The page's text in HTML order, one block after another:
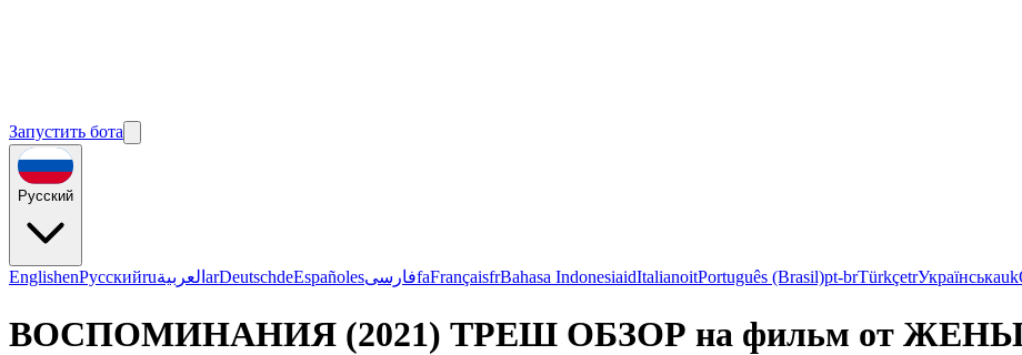
Запустить бота
Русский
EnglishenРусскийruالعربية arDeutschdeEspañolesفارسیfaFrançaisfrBahasa IndonesiaidItalianoitPortuguês (Brasil)pt-brTürkçetrУкраїнськаuk
ВОСПОМИНАНИЯ (2021) ТРЕШ ОБЗОР на фильм от